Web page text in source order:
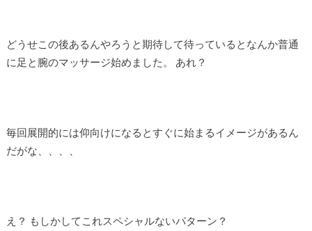
どうせこの後あるんやろうと期待して待っているとなんか普通
に足と腕のマッサージ始めました。 あれ？
毎回展開的には仰向けになるとすぐに始まるイメージがあるん
だがな、、、、
え？ もしかしてこれスペシャルないパターン？